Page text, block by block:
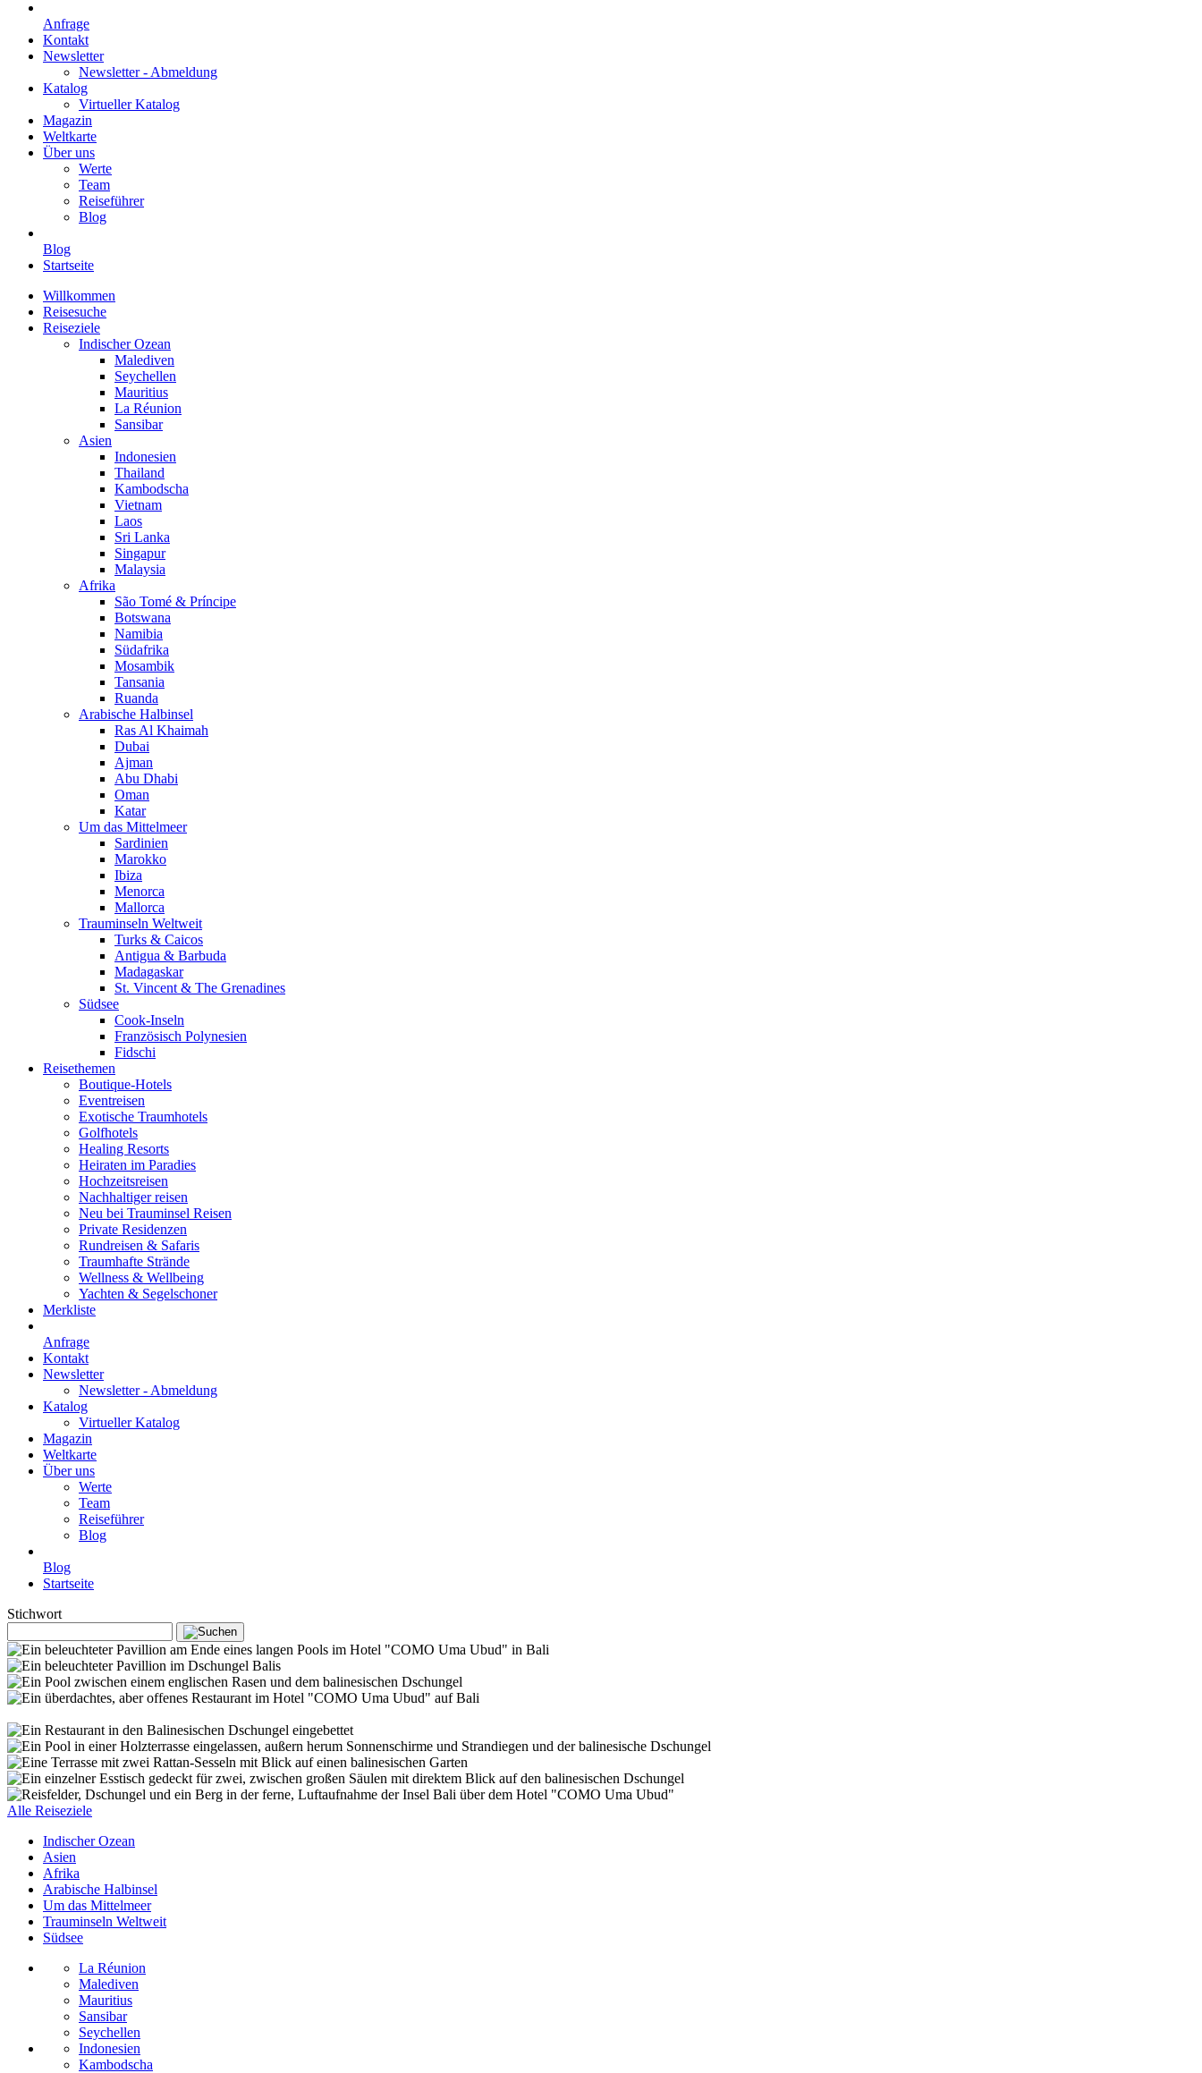
Anfrage
Kontakt
Newsletter
Newsletter - Abmeldung
Katalog
Virtueller Katalog
Magazin
Weltkarte
Über uns
Werte
Team
Reiseführer
Blog
Blog
Startseite
Willkommen
Reisesuche
Reiseziele
Indischer Ozean
Malediven
Seychellen
Mauritius
La Réunion
Sansibar
Asien
Indonesien
Thailand
Kambodscha
Vietnam
Laos
Sri Lanka
Singapur
Malaysia
Afrika
São Tomé & Príncipe
Botswana
Namibia
Südafrika
Mosambik
Tansania
Ruanda
Arabische Halbinsel
Ras Al Khaimah
Dubai
Ajman
Abu Dhabi
Oman
Katar
Um das Mittelmeer
Sardinien
Marokko
Ibiza
Menorca
Mallorca
Trauminseln Weltweit
Turks & Caicos
Antigua & Barbuda
Madagaskar
St. Vincent & The Grenadines
Südsee
Cook-Inseln
Französisch Polynesien
Fidschi
Reisethemen
Boutique-Hotels
Eventreisen
Exotische Traumhotels
Golfhotels
Healing Resorts
Heiraten im Paradies
Hochzeitsreisen
Nachhaltiger reisen
Neu bei Trauminsel Reisen
Private Residenzen
Rundreisen & Safaris
Traumhafte Strände
Wellness & Wellbeing
Yachten & Segelschoner
Merkliste
Anfrage
Kontakt
Newsletter
Newsletter - Abmeldung
Katalog
Virtueller Katalog
Magazin
Weltkarte
Über uns
Werte
Team
Reiseführer
Blog
Blog
Startseite
Stichwort
Alle Reiseziele
Indischer Ozean
Asien
Afrika
Arabische Halbinsel
Um das Mittelmeer
Trauminseln Weltweit
Südsee
La Réunion
Malediven
Mauritius
Sansibar
Seychellen
Indonesien
Kambodscha